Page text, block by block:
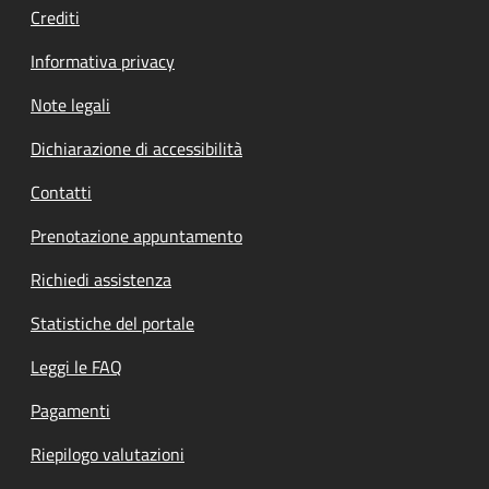
Crediti
Informativa privacy
Note legali
Dichiarazione di accessibilità
Contatti
Prenotazione appuntamento
Richiedi assistenza
Statistiche del portale
Leggi le FAQ
Pagamenti
Riepilogo valutazioni